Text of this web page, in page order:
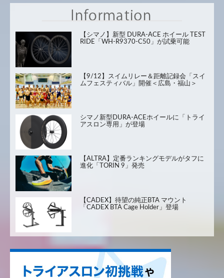
【シマノ】新型 DURA-ACE ホイール TEST
RIDE「WH-R9370-C50」が試乗可能
【9/12】スイムリレー＆距離記録会「スイ
ムフェスティバル」開催＜広島・福山＞
シマノ新型DURA-ACEホイールに「トライ
アスロン専用」が登場
【ALTRA】定番ランキングモデルがタフに
進化「TORIN 9」発売
【CADEX】待望の純正BTA マウント
「CADEX BTA Cage Holder」登場